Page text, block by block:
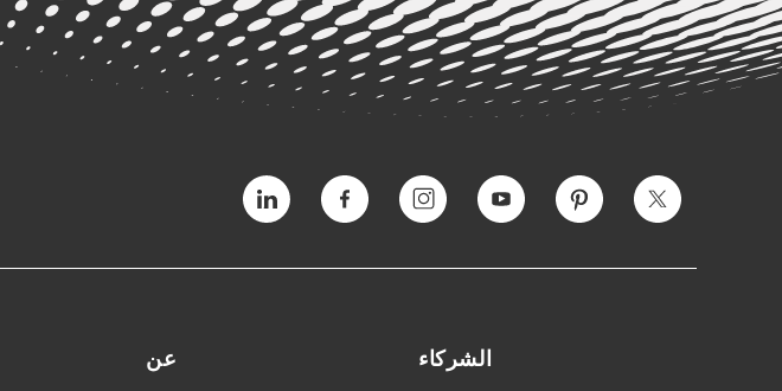
فيميو فيسبوك انستغرام يوتيوب بينتيريست التغريد
عن الشركاء